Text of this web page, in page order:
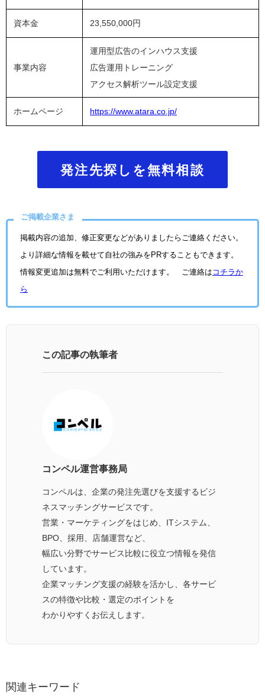
資本金 23,550,000円
事業内容
運用型広告のインハウス支援
広告運用トレーニング
アクセス解析ツール設定支援
ホームページ https://www.atara.co.jp/
発注先探しを無料相談
ご掲載企業さま
掲載内容の追加、修正変更などがありましたらご連絡ください。
より詳細な情報を載せて自社の強みをPRすることもできます。
情報変更追加は無料でご利用いただけます。 ご連絡は コチラか
ら
この記事の執筆者
コンペル運営事務局
コンペルは、企業の発注先選びを支援するビジ
ネスマッチングサービスです。
営業・マーケティングをはじめ、ITシステム、
BPO、採用、店舗運営など、
幅広い分野でサービス比較に役立つ情報を発信
しています。
企業マッチング支援の経験を活かし、各サービ
スの特徴や比較・選定のポイントを
わかりやすくお伝えします。
関連キーワード